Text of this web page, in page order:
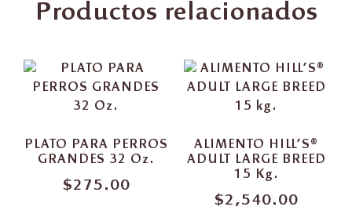
Productos relacionados
PLATO PARA PERROS
GRANDES 32 Oz.
$275.00
ALIMENTO HILL’S®
ADULT LARGE BREED
15 Kg.
$2,540.00